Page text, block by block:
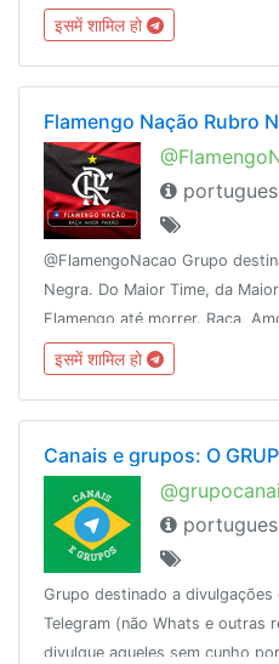
इसमें शामिल हो
Flamengo Nação Rubro
@FlamengoNacao Grupo
Negra. Do Maior Time, da
Flamengo até morrer. Raça,
इसमें शामिल हो
Canais e grupos: O
Grupo destinado a
Telegram (não Whats e outras
divulgue aqueles sem cunho